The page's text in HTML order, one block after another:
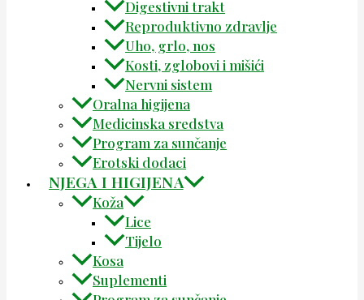
Digestivni trakt
Reproduktivno zdravlje
Uho, grlo, nos
Kosti, zglobovi i mišići
Nervni sistem
Oralna higijena
Medicinska sredstva
Program za sunčanje
Erotski dodaci
NJEGA I HIGIJENA
Koža
Lice
Tijelo
Kosa
Suplementi